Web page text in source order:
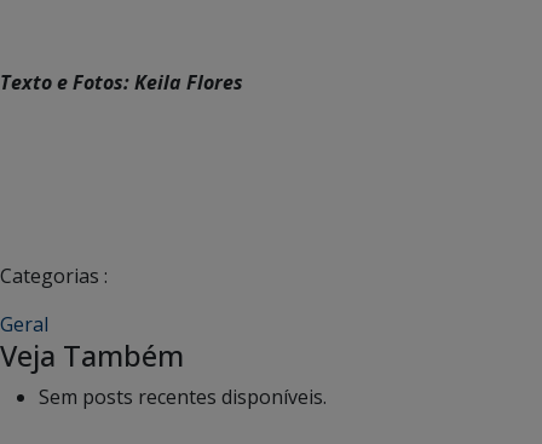
Texto e Fotos: Keila Flores
Categorias :
Geral
Veja Também
Sem posts recentes disponíveis.